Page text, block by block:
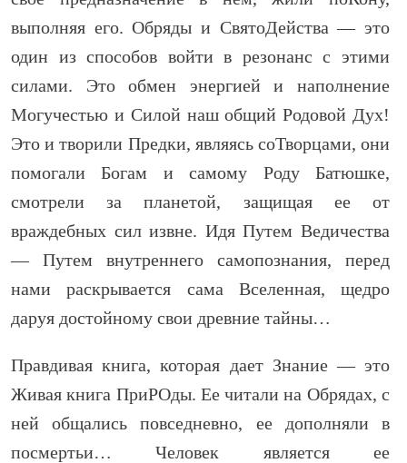
выполняя его. Обряды и СвятоДейства — это
один из способов войти в резонанс с этими
силами. Это обмен энергией и наполнение
Могучестью и Силой наш общий Родовой Дух!
Это и творили Предки, являясь соТворцами, они
помогали Богам и самому Роду Батюшке,
смотрели за планетой, защищая ее от
враждебных сил извне. Идя Путем Ведичества
— Путем внутреннего самопознания, перед
нами раскрывается сама Вселенная, щедро
даруя достойному свои древние тайны…
Правдивая книга, которая дает Знание — это
Живая книга ПриРОды. Ее читали на Обрядах, с
ней общались повседневно, ее дополняли в
посмертьи… Человек является ее